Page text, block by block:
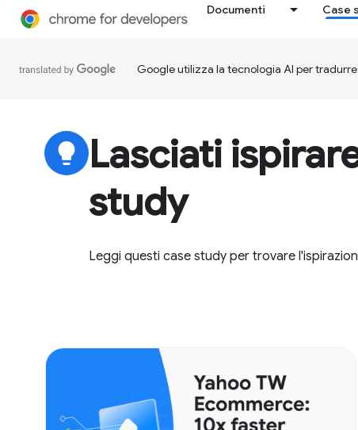
Documenti Case
Google utilizza la tecnologia AI per
lightbulb Lasciati
study
Leggi questi case study per trovare